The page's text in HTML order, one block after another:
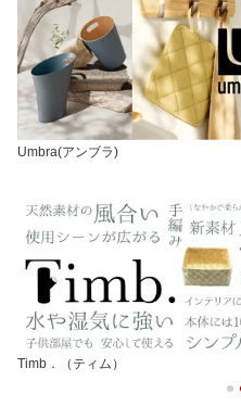
Umbra(アンブラ)
Timb．（ティム）